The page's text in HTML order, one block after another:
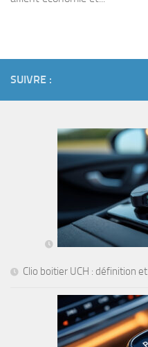
SUIVRE :
Clio boitier UCH : définition